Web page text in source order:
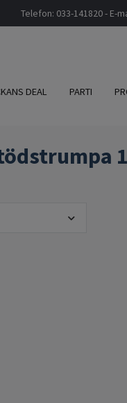
Telefon: 033-141820 - E-
DEAL PARTI